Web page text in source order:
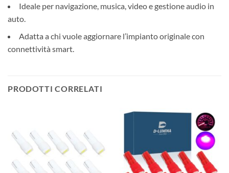
Ideale per navigazione, musica, video e gestione audio in
auto.
Adatta a chi vuole aggiornare l’impianto originale con
connettività smart.
PRODOTTI CORRELATI